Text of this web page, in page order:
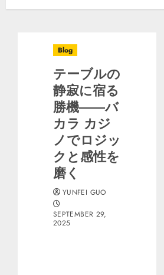
Blog
テーブルの
静寂に宿る
勝機――バ
カラ カジ
ノでロジッ
クと感性を
磨く
YUNFEI GUO
SEPTEMBER 29,
2025